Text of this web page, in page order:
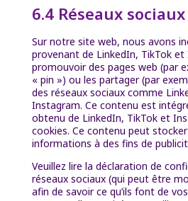
6.4 Réseaux sociaux
Sur notre site web, nous avons
provenant de LinkedIn, TikTok
promouvoir des pages web (par
« pin ») ou les partager (par
des réseaux sociaux comme
Instagram. Ce contenu est
obtenu de LinkedIn, TikTok et
cookies. Ce contenu peut
informations à des fins de
Veuillez lire la déclaration de
réseaux sociaux (qui peut être
afin de savoir ce qu’ils font de